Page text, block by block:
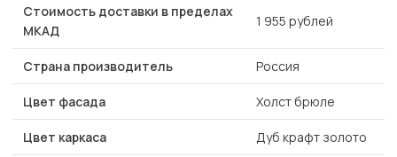
Стоимость доставки в пределах
МКАД
1 955 рублей
Страна производитель Россия
Цвет фасада Холст брюле
Цвет каркаса Дуб крафт золото